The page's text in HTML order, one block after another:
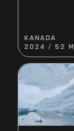
KANADA
2024 / 52